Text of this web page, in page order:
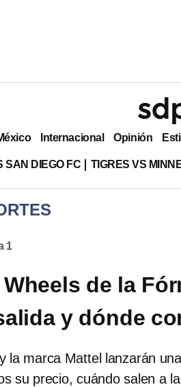
Internacional Opinión
SAN DIEGO FC TIGRES VS
1
de la
y dónde
la marca Mattel lanzarán
su precio, cuándo salen a